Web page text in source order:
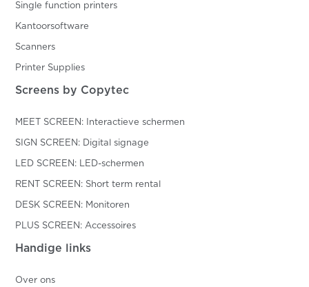
Single function printers
Kantoorsoftware
Scanners
Printer Supplies
Screens by Copytec
MEET SCREEN: Interactieve schermen
SIGN SCREEN: Digital signage
LED SCREEN: LED-schermen
RENT SCREEN: Short term rental
DESK SCREEN: Monitoren
PLUS SCREEN: Accessoires
Handige links
Over ons